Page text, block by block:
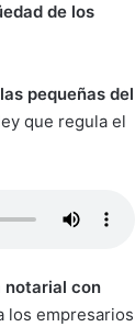
de los
pequeñas del
que regula el
notarial con
los empresarios